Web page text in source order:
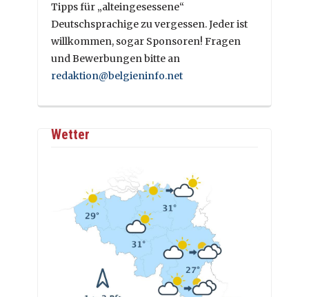
Tipps für „alteingesessene“
Deutschsprachige zu vergessen. Jeder ist
willkommen, sogar Sponsoren! Fragen
und Bewerbungen bitte an
redaktion@belgieninfo.net
Wetter